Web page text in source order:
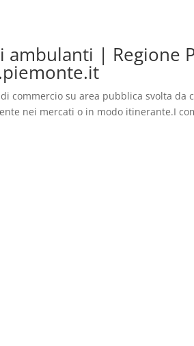
ambulanti | Regione
commercio su area pubblica svolta
nei mercati o in modo itinerante.I